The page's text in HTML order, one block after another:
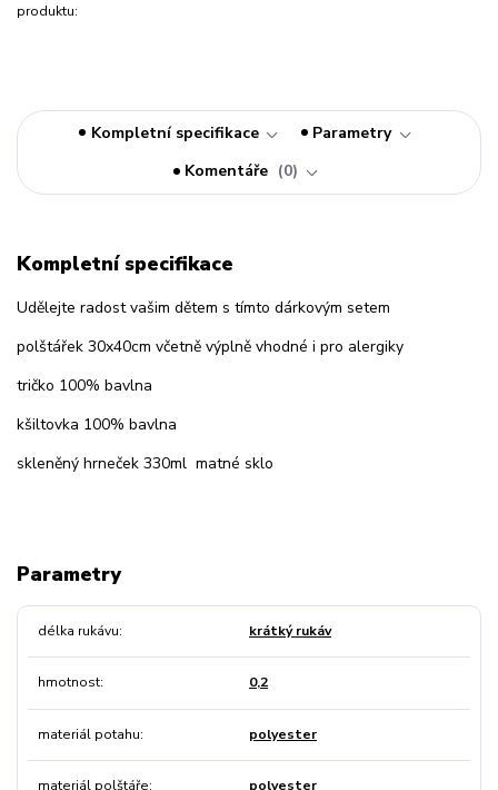
produktu:
Kompletní specifikace
Parametry
Komentáře
0
Kompletní specifikace
Udělejte radost vašim dětem s tímto dárkovým setem
polštářek 30x40cm včetně výplně vhodné i pro alergiky
tričko 100% bavlna
kšiltovka 100% bavlna
skleněný hrneček 330ml matné sklo
Parametry
délka rukávu krátký rukáv
hmotnost 0,2
materiál potahu polyester
materiál polštáře polyester